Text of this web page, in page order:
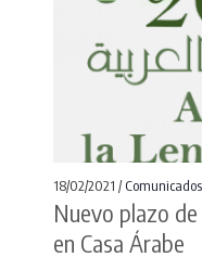
18/02/2021 /Comunicados,
Nuevo plazo
en Casa Árabe